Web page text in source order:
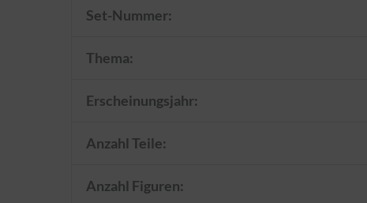
Set-Nummer:
Thema:
Erscheinungsjahr:
Anzahl Teile:
Anzahl Figuren: